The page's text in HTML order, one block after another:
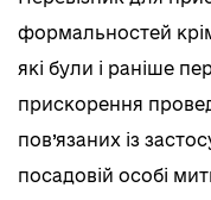
формальностей
які були і раніше
прискорення
пов’язаних із
посадовій особі